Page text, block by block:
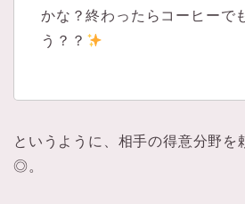
かな？終わったらコーヒーで
う？？
というように、相手の得意分野を
◎。